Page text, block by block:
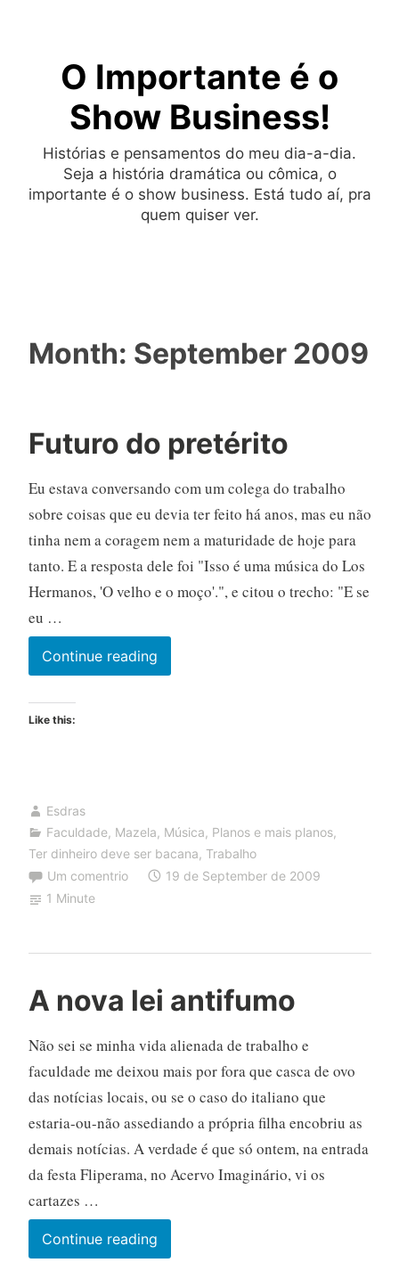
O Importante é o
Show Business!
Histórias e pensamentos do meu dia-a-dia.
Seja a história dramática ou cômica, o
importante é o show business. Está tudo aí, pra
quem quiser ver.
Month: September 2009
Futuro do pretérito
Eu estava conversando com um colega do trabalho
sobre coisas que eu devia ter feito há anos, mas eu não
tinha nem a coragem nem a maturidade de hoje para
tanto. E a resposta dele foi "Isso é uma música do Los
Hermanos, 'O velho e o moço'.", e citou o trecho: "E se
eu …
Continue readingFuturo
do
Like this:
Esdras
Faculdade, Mazela, Música, Planos e mais planos,
Ter dinheiro deve ser bacana, Trabalho
Um comentrio
19 de September de 2009
1 Minute
A nova lei antifumo
Não sei se minha vida alienada de trabalho e
faculdade me deixou mais por fora que casca de ovo
das notícias locais, ou se o caso do italiano que
estaria-ou-não assediando a própria filha encobriu as
demais notícias. A verdade é que só ontem, na entrada
da festa Fliperama, no Acervo Imaginário, vi os
cartazes …
Continue readingA
nova